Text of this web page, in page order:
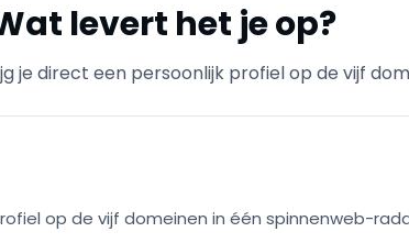
levert het je op?
je direct een persoonlijk profiel op de vijf
op de vijf domeinen in één spinnenweb-